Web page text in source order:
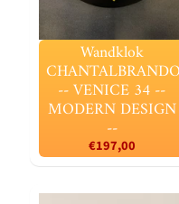
Wandklok
CHANTALBRANDO
-- VENICE 34 --
MODERN DESIGN
--
€197,00